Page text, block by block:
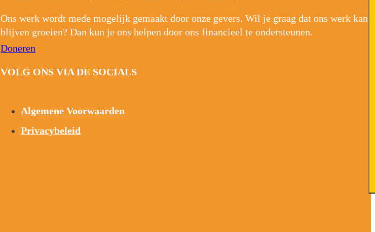
Ons werk wordt mede mogelijk gemaakt door onze gevers. Wil je graag dat ons werk kan
blijven groeien? Dan kun je ons helpen door ons financieel te ondersteunen.
Doneren
VOLG ONS VIA DE SOCIALS
Algemene Voorwaarden
Privacybeleid